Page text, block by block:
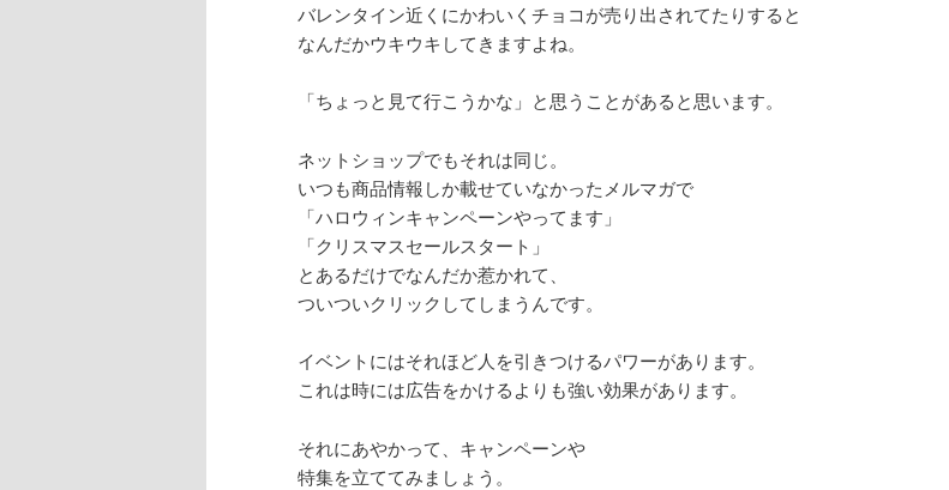
バレンタイン近くにかわいくチョコが売り出されてたりすると
なんだかウキウキしてきますよね。
「ちょっと見て行こうかな」と思うことがあると思います。
ネットショップでもそれは同じ。
いつも商品情報しか載せていなかったメルマガで
「ハロウィンキャンペーンやってます」
「クリスマスセールスタート」
とあるだけでなんだか惹かれて、
ついついクリックしてしまうんです。
イベントにはそれほど人を引きつけるパワーがあります。
これは時には広告をかけるよりも強い効果があります。
それにあやかって、キャンペーンや
特集を立ててみましょう。